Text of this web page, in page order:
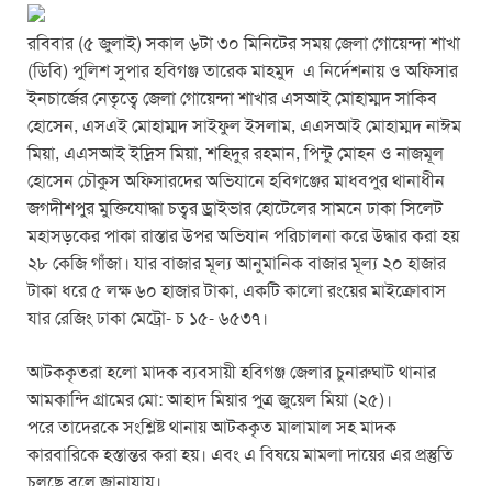
k
রবিবার (৫ জুলাই) সকাল ৬টা ৩০ মিনিটের সময় জেলা গোয়েন্দা শাখা
(ডিবি) পুলিশ সুপার হবিগঞ্জ তারেক মাহমুদ এ নির্দেশনায় ও অফিসার
ইনচার্জের নেতৃত্বে জেলা গোয়েন্দা শাখার এসআই মোহাম্মদ সাকিব
হোসেন, এসএই মোহাম্মদ সাইফুল ইসলাম, এএসআই মোহাম্মদ নাঈম
মিয়া, এএসআই ইদ্রিস মিয়া, শহিদুর রহমান, পিন্টু মোহন ও নাজমূল
হোসেন চৌকুস অফিসারদের অভিযানে হবিগঞ্জের মাধবপুর থানাধীন
জগদীশপুর মু‌ক্তি‌যোদ্ধা চত্বর ড্রাইভার হো‌টে‌লের সাম‌নে ঢাকা সি‌লেট
মহাসড়কের পাকা রাস্তার উপর অভিযান পরিচালনা করে উদ্ধার করা হয়
২৮ কে‌জি গাঁজা। যার বাজার মূল্য আনুমানিক বাজার মূল্য ২০ হাজার
টাকা ধরে ৫ লক্ষ ৬০ হাজার টাকা, একটি কালো রংয়ের মাইক্রোবাস
যার রেজিং ঢাকা মেট্রো- চ ১৫- ৬৫৩৭।
আটককৃতরা হলো মাদক ব্যবসায়ী হবিগঞ্জ জেলার চুনারুঘাট থানার
আমকান্দি গ্রামের মো: আহাদ মিয়ার পুত্র জুয়েল মিয়া (২৫)।
পরে তাদেরকে সংশ্লিষ্ট থানায় আটককৃত মালামাল সহ মাদক
কারবারিকে হস্তান্তর করা হয়। এবং এ বিষয়ে মামলা দায়ের এর প্রস্তুতি